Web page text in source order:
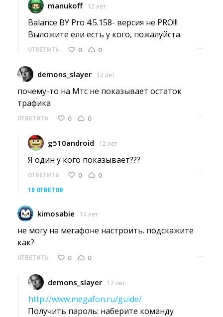
manukoff 12 лет
Balance BY Pro 4.5.158- версия не PRO!!!
Выложите ели есть у кого, пожалуйста.
ОТВЕТИТЬ 0 0 ···
demons_slayer 12 лет
почему-то на Мтс не показывает остаток
трафика
ОТВЕТИТЬ 0 0 ···
g510android 12 лет
Я один у кого показывает???
ОТВЕТИТЬ 0 0 ···
10 ОТВЕТОВ
kimosabie 14 лет
не могу на мегафоне настроить. подскажите
как?
ОТВЕТИТЬ 0 0 ···
demons_slayer 12 лет
http://www.megafon.ru/guide/
Получить пароль: наберите команду